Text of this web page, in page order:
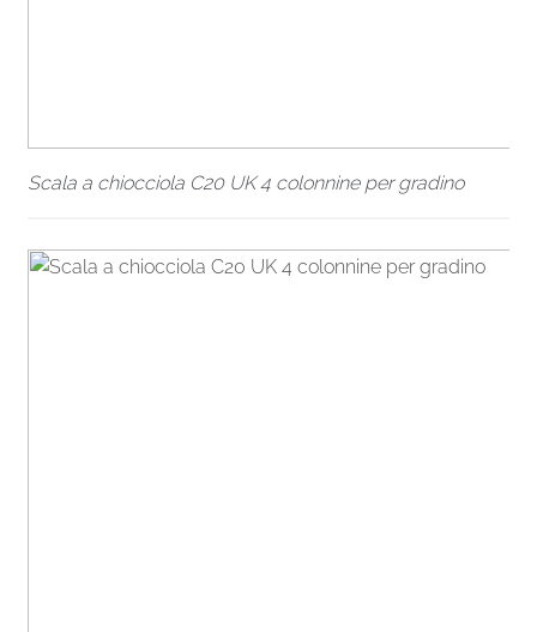
Scala a chiocciola C20 UK 4 colonnine per gradino